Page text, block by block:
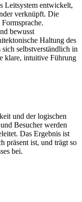
Leitsystem entwickelt,
verknüpft. Die
bewusst
Haltung des
selbstverständlich in
klare, intuitive Führung
und der logischen
Besucher werden
Das Ergebnis ist
präsent ist, und trägt so
bei.